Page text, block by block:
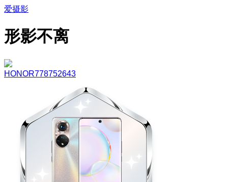
爱摄影
形影不离
HONOR778752643